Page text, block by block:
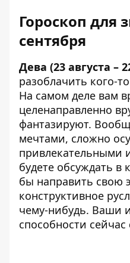
Гороскоп для
сентября
Дева (23 августа –
разоблачить кого-
На самом деле вам
целенаправленно
фантазируют.
мечтами, сложно
привлекательными
будете обсуждать в
бы направить свою
конструктивное
чему-нибудь. Ваши
способности